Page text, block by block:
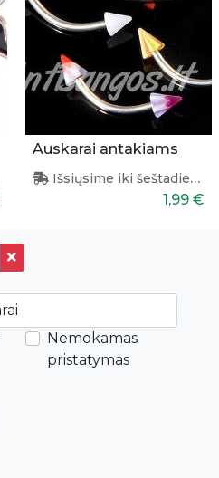
Nemokamas
pristatymas
Auskarai antakiams
Išsiųsime iki šeštadienio
1,99 €